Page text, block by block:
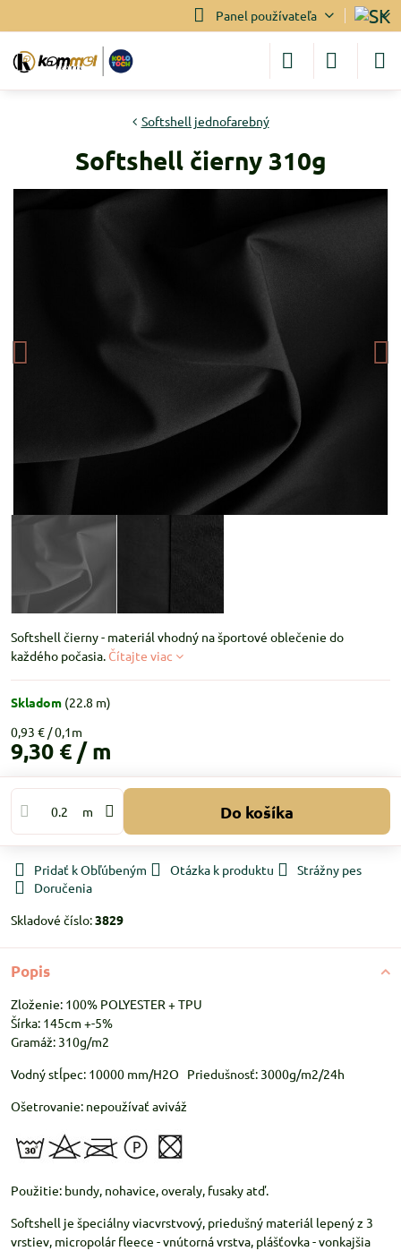
Panel používateľa
Softshell jednofarebný
Softshell čierny 310g
Softshell čierny - materiál vhodný na športové oblečenie do
každého počasia. Čítajte viac
Skladom (22.8 m)
0,93 €
9,30 € / m
m Do košíka
Pridať k Obľúbeným Otázka k produktu
Strážny pes
Doručenia
Skladové číslo:3829
Popis
Zloženie: 100% POLYESTER + TPU
Šírka: 145cm +-5%
Gramáž: 310g/m2
Vodný stĺpec: 10000 mm/H2O Priedušnosť: 3000g/m2/24h
Ošetrovanie: nepoužívať aviváž
Použitie: bundy, nohavice, overaly, fusaky atď.
Softshell je špeciálny viacvrstvový, priedušný materiál lepený z 3
vrstiev, micropolár fleece - vnútorná vrstva, plášťovka - vonkajšia